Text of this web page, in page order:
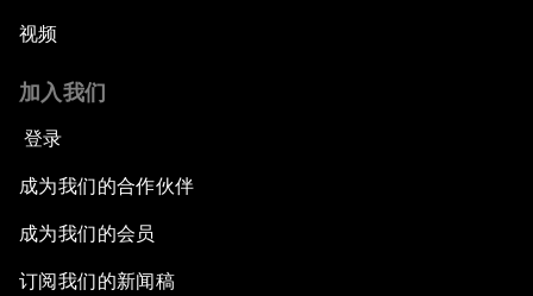
视频
加入我们
登录
成为我们的合作伙伴
成为我们的会员
订阅我们的新闻稿